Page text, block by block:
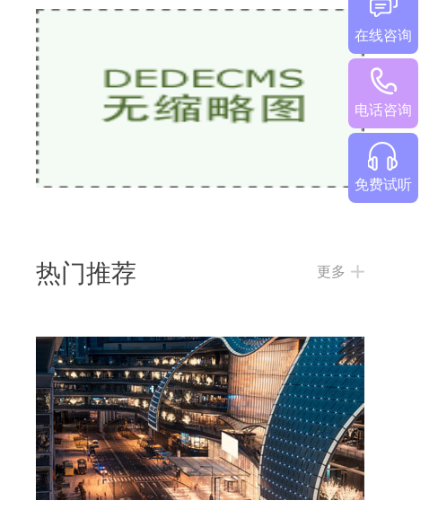
少儿英语网课哪家好？2026热门机构对比
2026欧美外教一对一哪家好？5家热门少儿
热门推荐 更多
在线咨询
电话咨询
免费试听